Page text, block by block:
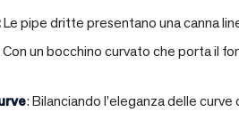
Le pipe dritte presentano una canna
Con un bocchino curvato che porta il
: Bilanciando l’eleganza delle